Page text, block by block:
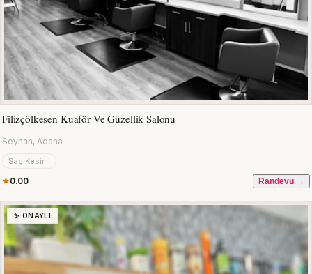
Filizçölkesen Kuaför Ve Güzellik Salonu
Seyhan, Adana
Saç Kesimi
0.00 Randevu →
✨ ONAYLI